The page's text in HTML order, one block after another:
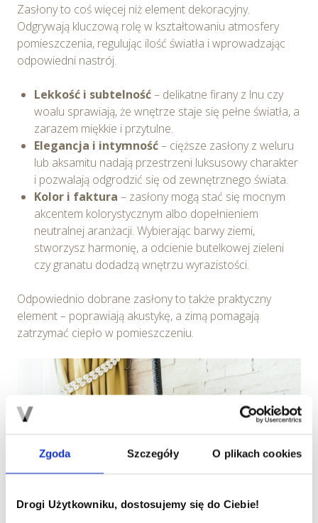
Zgoda Szczegóły O plikach cookies
Drogi Użytkowniku, dostosujemy się do Ciebie!
Zasłony to coś więcej niż element dekoracyjny.
Odgrywają kluczową rolę w kształtowaniu atmosfery
pomieszczenia, regulując ilość światła i wprowadzając
odpowiedni nastrój.
Lekkość i subtelność– delikatne firany z lnu czy
woalu sprawiają, że wnętrze staje się pełne światła, a
zarazem miękkie i przytulne.
Elegancja i intymność– cięższe zasłony z weluru
lub aksamitu nadają przestrzeni luksusowy charakter
i pozwalają odgrodzić się od zewnętrznego świata.
Kolor i faktura – zasłony mogą stać się mocnym
akcentem kolorystycznym albo dopełnieniem
neutralnej aranżacji. Wybierając barwy ziemi,
stworzysz harmonię, a odcienie butelkowej zieleni
czy granatu dodadzą wnętrzu wyrazistości.
Odpowiednio dobrane zasłony to także praktyczny
element – poprawiają akustykę, a zimą pomagają
zatrzymać ciepło w pomieszczeniu.